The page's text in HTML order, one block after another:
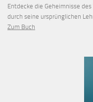
Entdecke die Geheimnisse
durch seine ursprünglichen
Zum Buch